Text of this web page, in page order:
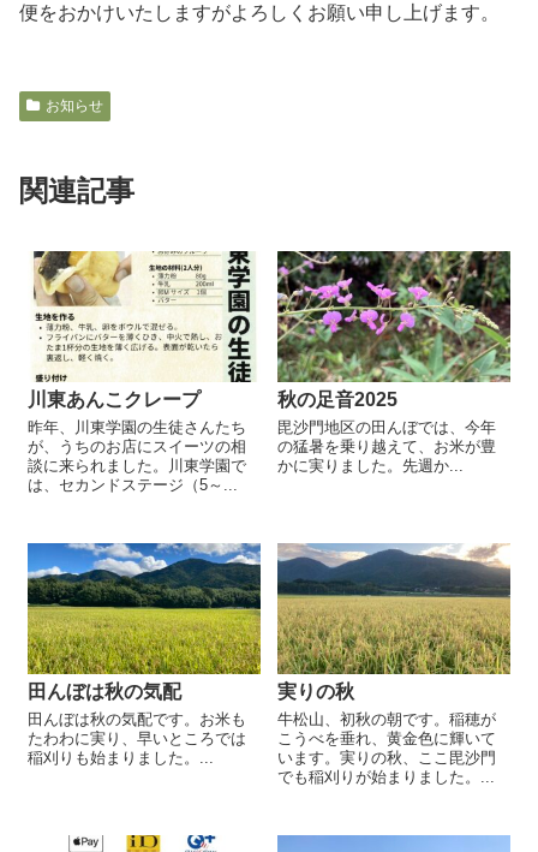
便をおかけいたしますがよろしくお願い申し上げます。
お知らせ
関連記事
川東あんこクレープ
昨年、川東学園の生徒さんたち
が、うちのお店にスイーツの相
談に来られました。川東学園で
は、セカンドステージ（5～...
秋の足音2025
毘沙門地区の田んぼでは、今年
の猛暑を乗り越えて、お米が豊
かに実りました。先週か...
田んぼは秋の気配
田んぼは秋の気配です。お米も
たわわに実り、早いところでは
稲刈りも始まりました。...
実りの秋
牛松山、初秋の朝です。稲穂が
こうべを垂れ、黄金色に輝いて
います。実りの秋、ここ毘沙門
でも稲刈りが始まりました。...